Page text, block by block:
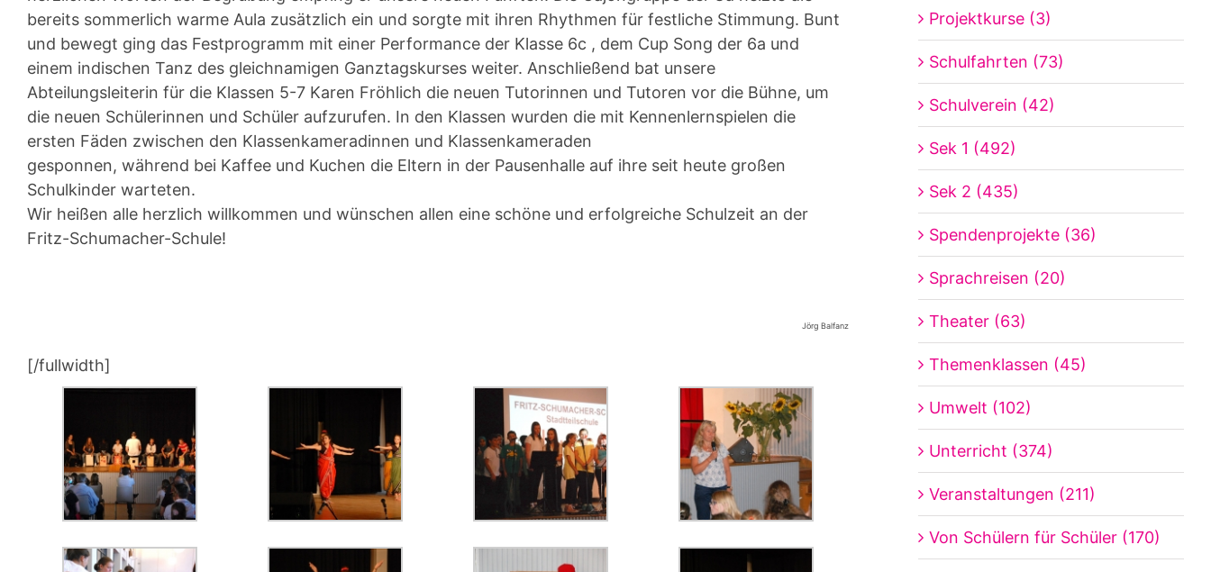
bereits sommerlich warme Aula zusätzlich ein und sorgte mit ihren Rhythmen für festliche Stimmung. Bunt
und bewegt ging das Festprogramm mit einer Performance der Klasse 6c , dem Cup Song der 6a und
einem indischen Tanz des gleichnamigen Ganztagskurses weiter. Anschließend bat unsere
Abteilungsleiterin für die Klassen 5-7 Karen Fröhlich die neuen Tutorinnen und Tutoren vor die Bühne, um
die neuen Schülerinnen und Schüler aufzurufen. In den Klassen wurden die mit Kennenlernspielen die
ersten Fäden zwischen den Klassenkameradinnen und Klassenkameraden
gesponnen, während bei Kaffee und Kuchen die Eltern in der Pausenhalle auf ihre seit heute großen
Schulkinder warteten.
Wir heißen alle herzlich willkommen und wünschen allen eine schöne und erfolgreiche Schulzeit an der
Fritz-Schumacher-Schule!
Jörg Balfanz
[/fullwidth]
Projektkurse (3)
Schulfahrten (73)
Schulverein (42)
Sek 1 (492)
Sek 2 (435)
Spendenprojekte (36)
Sprachreisen (20)
Theater (63)
Themenklassen (45)
Umwelt (102)
Unterricht (374)
Veranstaltungen (211)
Von Schülern für Schüler (170)